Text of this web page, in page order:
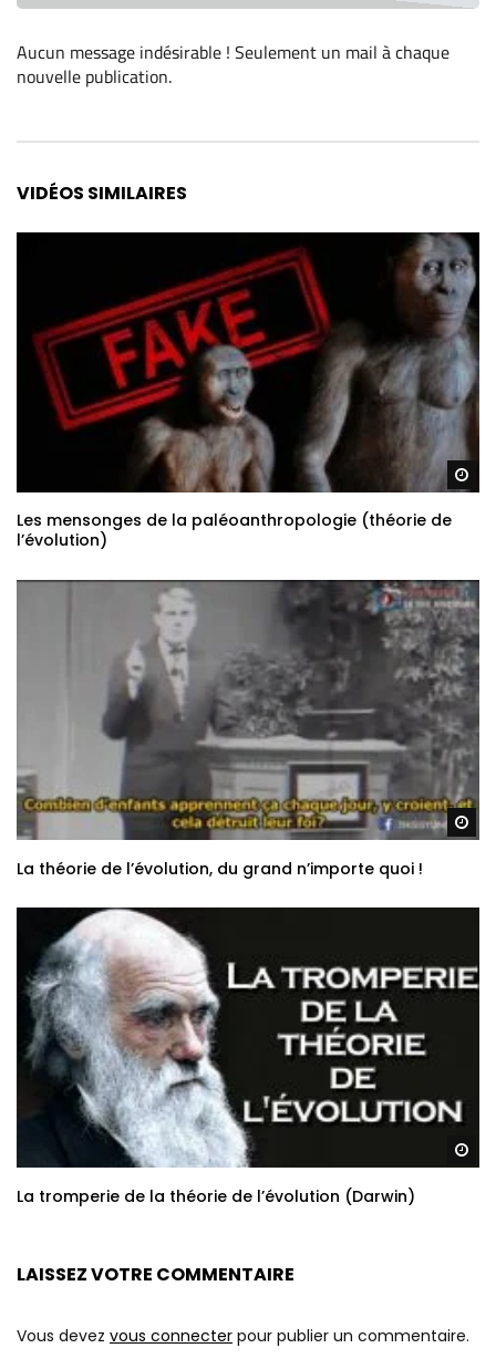
Aucun message indésirable ! Seulement un mail à chaque
nouvelle publication.
VIDÉOS SIMILAIRES
Les mensonges de la paléoanthropologie (théorie de
l’évolution)
La théorie de l’évolution, du grand n’importe quoi !
La tromperie de la théorie de l’évolution (Darwin)
LAISSEZ VOTRE COMMENTAIRE
Vous devez vous connecter pour publier un commentaire.